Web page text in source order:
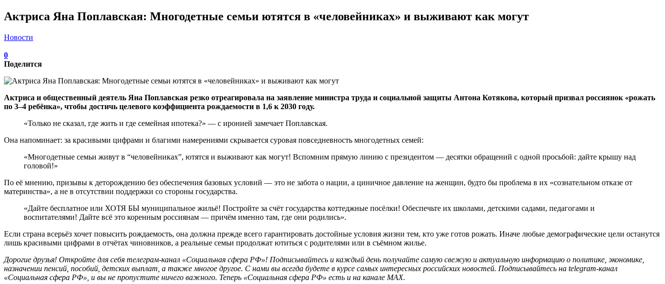
Актриса Яна Поплавская: Многодетные семьи ютятся в «человейниках» и выживают как могут
Новости
0
Поделится
Актриса и общественный деятель Яна Поплавская резко отреагировала на заявление министра труда и социальной защиты Антона Котякова, который призвал россиянок «рожать
по 3–4 ребёнка», чтобы достичь целевого коэффициента рождаемости в 1,6 к 2030 году.
«Только не сказал, где жить и где семейная ипотека?» — с иронией замечает Поплавская.
Она напоминает: за красивыми цифрами и благими намерениями скрывается суровая повседневность многодетных семей:
«Многодетные семьи живут в “человейниках”, ютятся и выживают как могут! Вспомним прямую линию с президентом — десятки обращений с одной просьбой: дайте крышу над
головой!»
По её мнению, призывы к деторождению без обеспечения базовых условий — это не забота о нации, а циничное давление на женщин, будто бы проблема в их «сознательном отказе от
материнства», а не в отсутствии поддержки со стороны государства.
«Дайте бесплатное или ХОТЯ БЫ муниципальное жильё! Постройте за счёт государства коттеджные посёлки! Обеспечьте их школами, детскими садами, педагогами и
воспитателями! Дайте всё это коренным россиянам — причём именно там, где они родились».
Если страна всерьёз хочет повысить рождаемость, она должна прежде всего гарантировать достойные условия жизни тем, кто уже готов рожать. Иначе любые демографические цели останутся
лишь красивыми цифрами в отчётах чиновников, а реальные семьи продолжат ютиться с родителями или в съёмном жилье.
Дорогие друзья! Откройте для себя телеграм-канал «Социальная сфера РФ»! Подписывайтесь и каждый день получайте самую свежую и актуальную информацию о политике, экономике,
назначении пенсий, пособий, детских выплат, а также многое другое. С нами вы всегда будете в курсе самых интересных российских новостей. Подписывайтесь на telegram-канал
«Социальная сфера РФ», и вы не пропустите ничего важного. Теперь «Социальная сфера РФ» есть и на канале МАХ.